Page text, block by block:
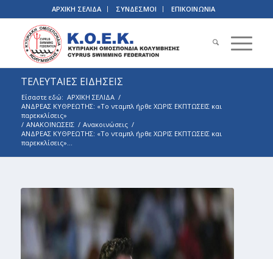
ΑΡΧΙΚΗ ΣΕΛΙΔΑ ΣΥΝΔΕΣΜΟΙ ΕΠΙΚΟΙΝΩΝΙΑ
ΤΕΛΕΥΤΑΙΕΣ ΕΙΔΗΣΕΙΣ
Είσαστε εδώ: ΑΡΧΙΚΗ ΣΕΛΙΔΑ /
ΑΝΔΡΕΑΣ ΚΥΘΡΕΩΤΗΣ: «Το νταµπλ ήρθε ΧΩΡΙΣ ΕΚΠΤΩΣΕΙΣ και
παρεκκλίσεις»
/ ΑΝΑΚΟΙΝΩΣΕΙΣ / Ανακοινώσεις /
ΑΝΔΡΕΑΣ ΚΥΘΡΕΩΤΗΣ: «Το νταµπλ ήρθε ΧΩΡΙΣ ΕΚΠΤΩΣΕΙΣ και
παρεκκλίσεις»...